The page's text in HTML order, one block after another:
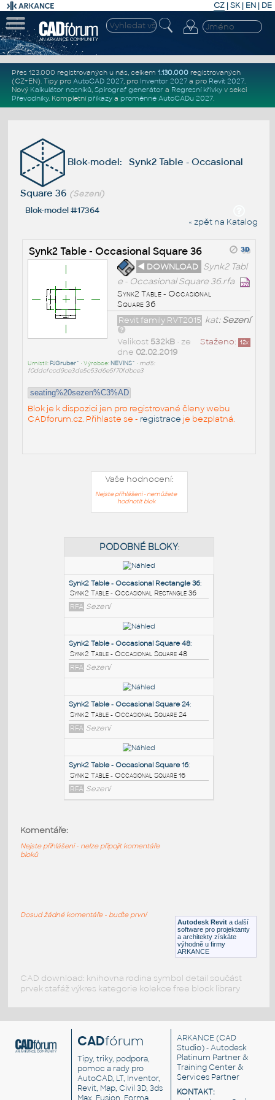
CZ | SK| EN | DE
Přes 123.000 registrovaných u nás, celkem 1.130.000registrovaných
(CZ+EN). Tipy pro AutoCAD 2027, pro Inventor 2027a pro Revit 2027.
Nový Kalkulátor nosníků, Spirograf generátor a Regresní křivkyv sekci
Převodníky. Kompletní příkazya proměnné AutoCADu 2027.
Blok-model: Synk2 Table - Occasional
Square 36 (Sezení)
Blok-model #17364
« zpět na Katalog
Synk2 Table - Occasional Square 36
◄ DOWNLOAD Synk2 Tabl
e - Occasional Square 36.rfa
Synk2 Table - Occasional
Square 36
kat:Sezení
Revit family RVT2015
Staženo: 12x
Velikost 532kB• ze
dne 02.02.2019
Umístil: PJGruber^ • Výrobce: NEVINS^ • md5:
f0ddcfccd9ce3de5c53d6e5f70fdbce3
seating%20sezen%C3%AD
Blok je k dispozici jen pro registrované členy webu
CADforum.cz. Přihlaste se - registrace je bezplatná.
Vaše hodnocení:
Nejste přihlášeni - nemůžete
hodnotit blok
PODOBNÉ BLOKY
Synk2 Table - Occasional Rectangle 36
Synk2 Table - Occasional Rectangle 36
RFA Sezení
Synk2 Table - Occasional Square 48
Synk2 Table - Occasional Square 48
RFA
Sezení
Synk2 Table - Occasional Square 24
Synk2 Table - Occasional Square 16
Autodesk Revit a další
software pro projektanty
a architekty získáte
výhodně u firmy
ARKANCE
Komentáře:
Nejste přihlášeni - nelze připojit komentáře
bloků
Dosud žádné komentáře - buďte první
CAD download: knihovna rodina symbol detail součást
prvek stafáž výkres kategorie kolekce free block library
CADfórum
Tipy, triky, podpora,
pomoc a rady pro
AutoCAD, LT, Inventor,
Revit, Map, Civil 3D, 3ds
ARKANCE (CAD
Studio) - Autodesk
Platinum Partner &
Training Center &
Services Partner
KONTAKT: